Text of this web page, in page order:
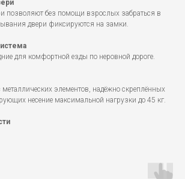
позволяют без помощи взрослых забраться в
двери фиксируются на замки.
для комфортной езды по неровной дороге.
металлических элементов, надёжно скреплённых
несение максимальной нагрузки до 45 кг.